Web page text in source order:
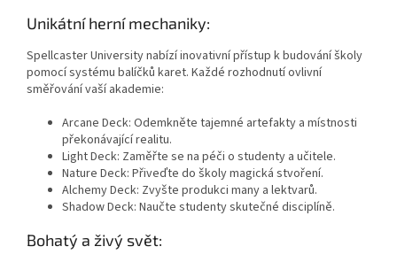
Unikátní herní mechaniky:
Spellcaster University nabízí inovativní přístup k budování školy
pomocí systému balíčků karet. Každé rozhodnutí ovlivní
směřování vaší akademie:
Arcane Deck: Odemkněte tajemné artefakty a místnosti
překonávající realitu.
Light Deck: Zaměřte se na péči o studenty a učitele.
Nature Deck: Přiveďte do školy magická stvoření.
Alchemy Deck: Zvyšte produkci many a lektvarů.
Shadow Deck: Naučte studenty skutečné disciplíně.
Bohatý a živý svět: